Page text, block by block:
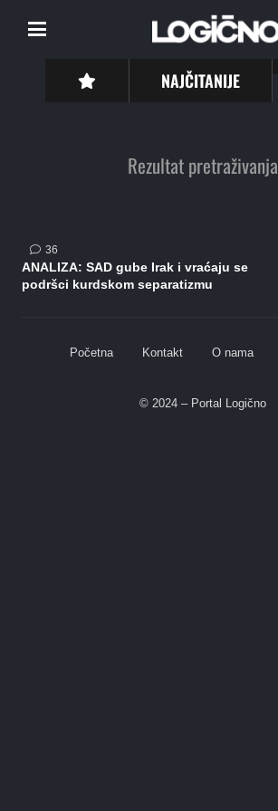
NAJČITANIJE
Rezultat pretraživanja
36komentara
ANALIZA: SAD gube Irak i vraćaju se
podršci kurdskom separatizmu
Početna Kontakt O nama
© 2024 – Portal Logično